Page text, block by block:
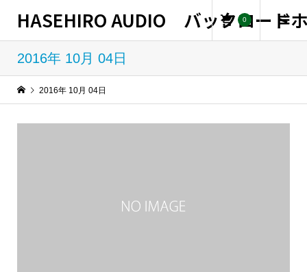
HASEHIRO AUDIO バックロード
0
2016年 10月 04日
2016年 10月 04日